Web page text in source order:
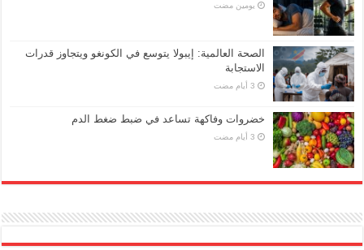
‏يومين مضت
الصحة العالمية: إيبولا يتوسع في الكونغو ويتجاوز قدرات
الاستجابة
خضروات وفاكهة تساعد في ضبط ضغط الدم